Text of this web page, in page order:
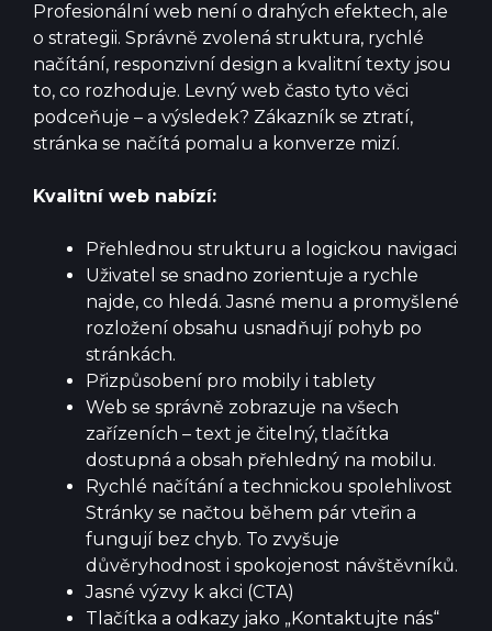
Profesionální web není o drahých efektech, ale
o strategii. Správně zvolená struktura, rychlé
načítání, responzivní design a kvalitní texty jsou
to, co rozhoduje. Levný web často tyto věci
podceňuje – a výsledek? Zákazník se ztratí,
stránka se načítá pomalu a konverze mizí.
Kvalitní web nabízí:
Přehlednou strukturu a logickou navigaci
Uživatel se snadno zorientuje a rychle
najde, co hledá. Jasné menu a promyšlené
rozložení obsahu usnadňují pohyb po
stránkách.
Přizpůsobení pro mobily i tablety
Web se správně zobrazuje na všech
zařízeních – text je čitelný, tlačítka
dostupná a obsah přehledný na mobilu.
Rychlé načítání a technickou spolehlivost
Stránky se načtou během pár vteřin a
fungují bez chyb. To zvyšuje
důvěryhodnost i spokojenost návštěvníků.
Jasné výzvy k akci (CTA)
Tlačítka a odkazy jako „Kontaktujte nás“